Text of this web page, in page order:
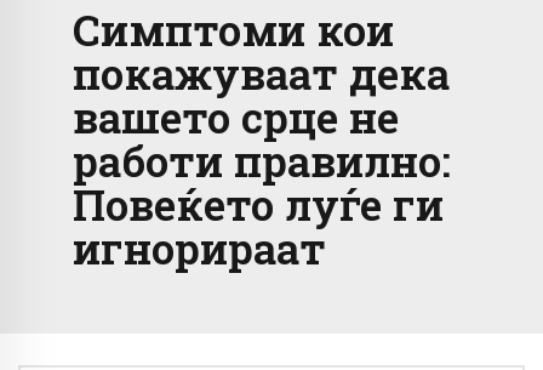
Симптоми кои
покажуваат дека
вашето срце не
работи правилно:
Повеќето луѓе ги
игнорираат